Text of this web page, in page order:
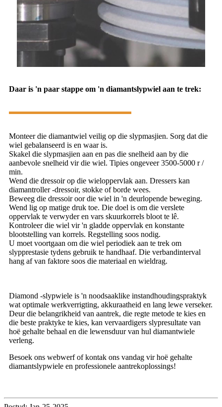
Daar is 'n paar stappe om 'n diamantslypwiel aan te trek:
Monteer die diamantwiel veilig op die slypmasjien. Sorg dat die
wiel gebalanseerd is en waar is.
Skakel die slypmasjien aan en pas die snelheid aan by die
aanbevole snelheid vir die wiel. Tipies ongeveer 3500-5000 r /
min.
Wend die dressoir op die wieloppervlak aan. Dressers kan
diamantroller -dressoir, stokke of borde wees.
Beweeg die dressoir oor die wiel in 'n deurlopende beweging.
Wend lig op matige druk toe. Die doel is om die verslete
oppervlak te verwyder en vars skuurkorrels bloot te lê.
Kontroleer die wiel vir 'n gladde oppervlak en konstante
blootstelling van korrels. Regstelling soos nodig.
U moet voortgaan om die wiel periodiek aan te trek om
slypprestasie tydens gebruik te handhaaf. Die verbandinterval
hang af van faktore soos die materiaal en wieldrag.
Diamond -slypwiele is 'n noodsaaklike instandhoudingspraktyk
wat optimale werkverrigting, akkuraatheid en lang lewe verseker.
Deur die belangrikheid van aantrek, die regte metode te kies en
die beste praktyke te kies, kan vervaardigers slypresultate van
hoë gehalte behaal en die lewensduur van hul diamantwiele
verleng.
Besoek ons ​​webwerf of kontak ons ​​vandag vir hoë gehalte
diamantslypwiele en professionele aantrekoplossings!